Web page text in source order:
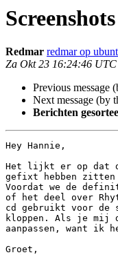
Screenshots
Redmar redmar op
Za Okt 23 16:24:46
Previous message
Next message (by
Berichten
Hey Hannie,
Het lijkt er op dat
gefixt hebben
Voordat we de
of het deel over
cd gebruikt voor de
kloppen. Als je mij
aanpassen, want ik
Groet,